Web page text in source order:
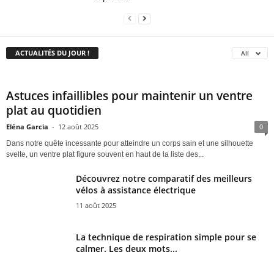
ACTUALITÉS DU JOUR ! All
Astuces infaillibles pour maintenir un ventre
plat au quotidien
Eléna Garcia - 12 août 2025 0
Dans notre quête incessante pour atteindre un corps sain et une silhouette
svelte, un ventre plat figure souvent en haut de la liste des...
Découvrez notre comparatif des meilleurs
vélos à assistance électrique
11 août 2025
La technique de respiration simple pour se
calmer. Les deux mots...